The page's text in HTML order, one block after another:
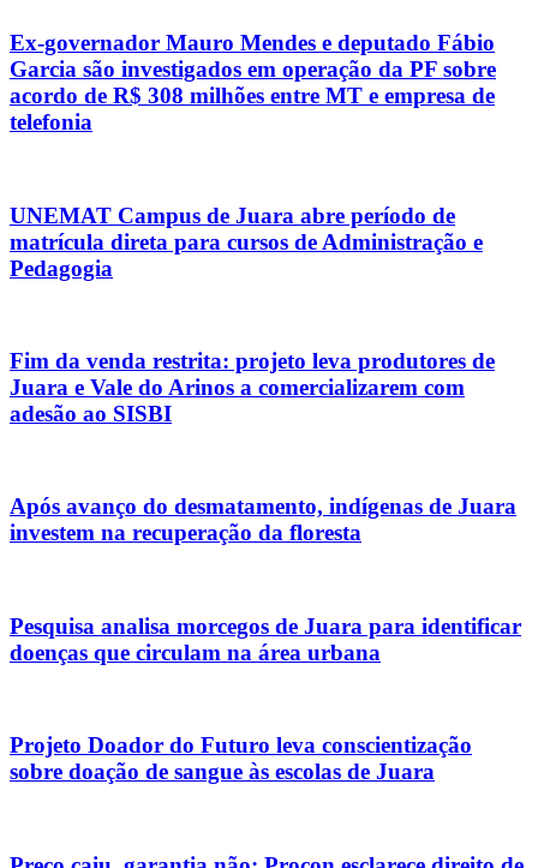
Ex-governador Mauro Mendes e deputado Fábio
Garcia são investigados em operação da PF sobre
acordo de R$ 308 milhões entre MT e empresa de
telefonia
UNEMAT Campus de Juara abre período de
matrícula direta para cursos de Administração e
Pedagogia
Fim da venda restrita: projeto leva produtores de
Juara e Vale do Arinos a comercializarem com
adesão ao SISBI
Após avanço do desmatamento, indígenas de Juara
investem na recuperação da floresta
Pesquisa analisa morcegos de Juara para identificar
doenças que circulam na área urbana
Projeto Doador do Futuro leva conscientização
sobre doação de sangue às escolas de Juara